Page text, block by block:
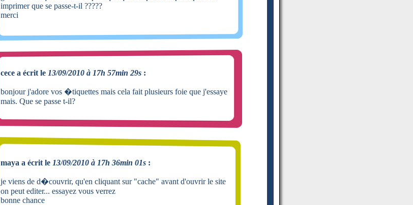
imprimer que se passe-t-il ?????
merci
cece a écrit le 13/09/2010 à 17h 57min 29s :
bonjour j'adore vos �tiquettes mais cela fait plusieurs foie que j'essaye
mais. Que se passe t-il?
maya a écrit le 13/09/2010 à 17h 36min 01s :
je viens de d�couvrir, qu'en cliquant sur "cache" avant d'ouvrir le site
on peut editer... essayez vous verrez
bonne chance